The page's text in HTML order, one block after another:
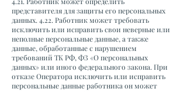
представителя для защиты его персональных
данных. 4.22. Работник может требовать
исключить или исправить свои неверные или
неполные персональные данные, а также
данные, обработанные с нарушением
требований ТК РФ, ФЗ «О персональных
данных» или иного федерального закона. При
отказе Оператора исключить или исправить
персональные данные работника он может